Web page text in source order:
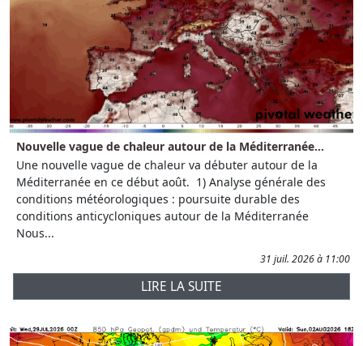
Nouvelle vague de chaleur autour de la Méditerranée...
Une nouvelle vague de chaleur va débuter autour de la
Méditerranée en ce début août. 1) Analyse générale des
conditions météorologiques : poursuite durable des
conditions anticycloniques autour de la Méditerranée
Nous...
31 juil. 2026 à 11:00
LIRE LA SUITE